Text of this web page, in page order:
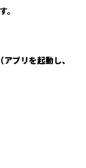
。
プリを起動し、